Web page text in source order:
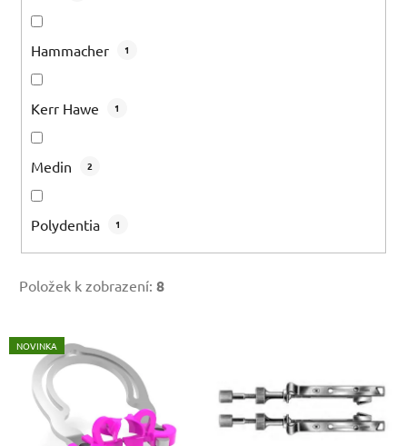
Hammacher 1
Kerr Hawe 1
Medin 2
Polydentia 1
Položek k zobrazení: 8
V
ý
NOVINKA